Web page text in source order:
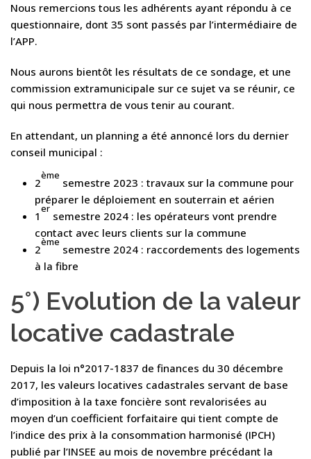
Nous remercions tous les adhérents ayant répondu à ce
questionnaire, dont 35 sont passés par l’intermédiaire de
l’APP.
Nous aurons bientôt les résultats de ce sondage, et une
commission extramunicipale sur ce sujet va se réunir, ce
qui nous permettra de vous tenir au courant.
En attendant, un planning a été annoncé lors du dernier
conseil municipal :
2
ème
semestre 2023 : travaux sur la commune pour
préparer le déploiement en souterrain et aérien
1
er
semestre 2024 : les opérateurs vont prendre
contact avec leurs clients sur la commune
2
ème
semestre 2024 : raccordements des logements
à la fibre
5°) Evolution de la valeur
locative cadastrale
Depuis la loi n°2017-1837 de finances du 30 décembre
2017, les valeurs locatives cadastrales servant de base
d’imposition à la taxe foncière sont revalorisées au
moyen d’un coefficient forfaitaire qui tient compte de
l’indice des prix à la consommation harmonisé (IPCH)
publié par l’INSEE au mois de novembre précédant la